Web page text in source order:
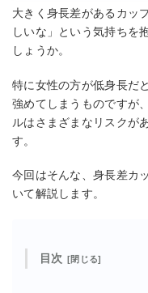
大きく身長差があるカッ
しいな」という気持ちを
しょうか。
特に女性の方が低身長だ
強めてしまうものですが
ルはさまざまなリスクが
す。
今回はそんな、身長差カ
いて解説します。
目次